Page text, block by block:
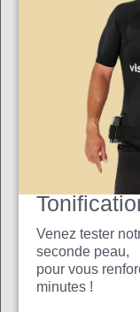
Venez tester
seconde peau,
pour vous
minutes !